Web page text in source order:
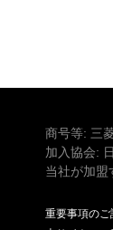
商号等: 三
加入協会:
当社が加盟
重要事項のご